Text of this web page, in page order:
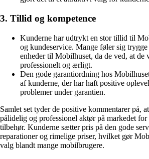
3. Tillid og kompetence
Kunderne har udtrykt en stor tillid til
og kundeservice. Mange føler sig trygge
enheder til Mobilhuset, da de ved, at de
professionelt og ærligt.
Den gode garantiordning hos
af kunderne, der har haft positive
problemer under garantien.
Samlet set tyder de positive kommentarer på,
pålidelig og professionel aktør på markedet
tilbehør. Kunderne sætter pris på den gode
reparationer og rimelige priser, hvilket gør
valg blandt mange mobilbrugere.